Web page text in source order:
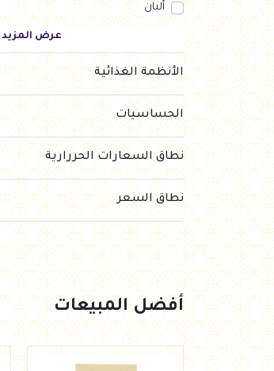
ألبان
(123)
دواجن
العروض Offers
جزارة (120)
رايس كيك Rice cake
عرض المزيد
الأنظمة الغذائية
الحساسيات
نطاق السعارات الحررارية
نطاق السعر
أفضل المبيعات